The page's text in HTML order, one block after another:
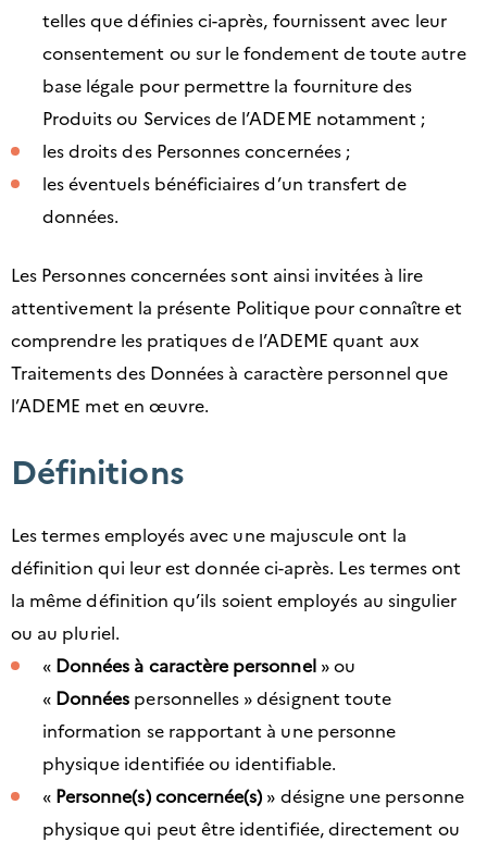
telles que définies ci-après, fournissent avec leur
consentement ou sur le fondement de toute autre
base légale pour permettre la fourniture des
Produits ou Services de l’ADEME notamment ;
les droits des Personnes concernées ;
les éventuels bénéficiaires d’un transfert de
données.
Les Personnes concernées sont ainsi invitées à lire
attentivement la présente Politique pour connaître et
comprendre les pratiques de l’ADEME quant aux
Traitements des Données à caractère personnel que
l’ADEME met en œuvre.
Définitions
Les termes employés avec une majuscule ont la
définition qui leur est donnée ci-après. Les termes ont
la même définition qu’ils soient employés au singulier
ou au pluriel.
« Données à caractère personnel» ou
« Données personnelles » désignent toute
information se rapportant à une personne
physique identifiée ou identifiable.
« Personne(s) concernée(s) » désigne une personne
physique qui peut être identifiée, directement ou